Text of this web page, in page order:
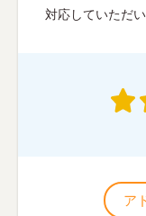
対応していただ
ア